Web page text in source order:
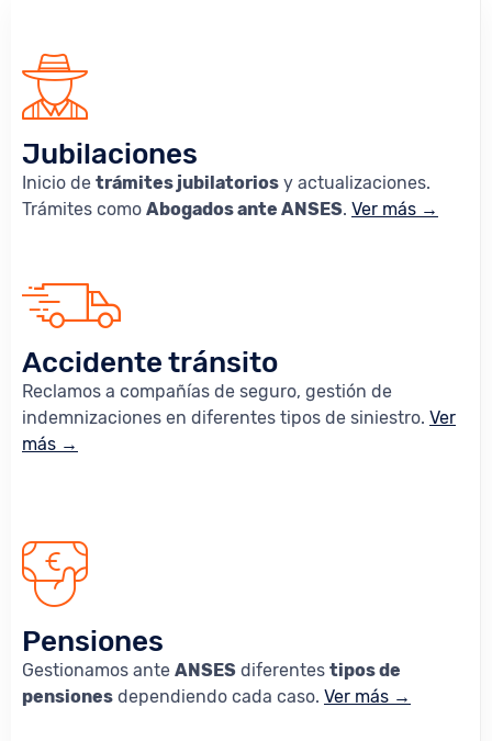
Jubilaciones
Inicio de trámites jubilatorios y actualizaciones.
Trámites como Abogados ante ANSES. Ver más →
Accidente tránsito
Reclamos a compañías de seguro, gestión de
indemnizaciones en diferentes tipos de siniestro. Ver
más →
Pensiones
Gestionamos ante ANSES diferentes tipos de
pensiones dependiendo cada caso. Ver más →